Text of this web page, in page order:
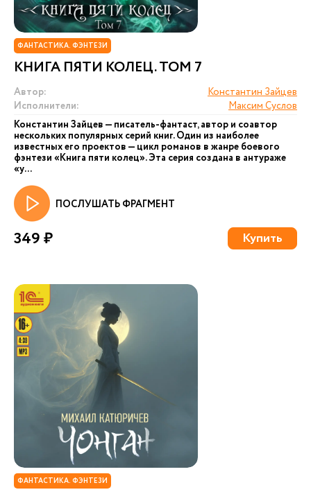
ФАНТАСТИКА. ФЭНТЕЗИ
КНИГА ПЯТИ КОЛЕЦ. ТОМ 7
Автор:
Константин Зайцев
Исполнители:
Максим Суслов
Константин Зайцев — писатель-фантаст, автор и соавтор
нескольких популярных серий книг. Один из наиболее
известных его проектов — цикл романов в жанре боевого
фэнтези «Книга пяти колец». Эта серия создана в антураже
«у...
ПОСЛУШАТЬ ФРАГМЕНТ
349 ₽ Купить
ФАНТАСТИКА. ФЭНТЕЗИ